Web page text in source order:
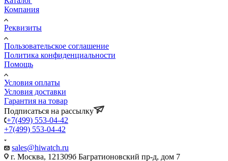
Компания
Реквизиты
Пользовательское соглашение
Политика конфиденциальности
Помощь
Условия оплаты
Условия доставки
Гарантия на товар
Подписаться на рассылку
+7(499) 553-04-42
+7(499) 553-04-42
sales@hiwatch.ru
г. Москва, 121309б Багратионовский пр-д, дом 7